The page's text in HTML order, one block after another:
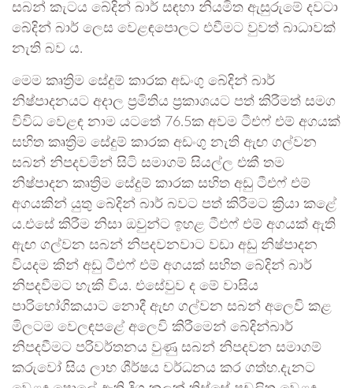
සබන් කැටය බේදින් බාර් සඳහා නියමිත ඇසුරුමේ දවටා
බේදින් බාර් ලෙස වෙළඳපොලට එවීමට වුවත් බාධාවක්
නැති බව ය.
මෙම කෘත්‍රිම සේදුම් කාරක අඩංගු බේදින් බාර්
නිෂ්පාදනයට අදාල ප්‍රමිතිය ප්‍රකාශයට පත් කිරීමත් සමග
විවිධ වෙළඳ නාම යටතේ 76.5ක අවම ටීඑෆ් එම් අගයක්
සහිත කෘත්‍රිම සේදුම් කාරක අඩංගු නැති ඇඟ ගල්වන
සබන් නිපදවමින් සිටි සමාගම් සියල්ල එකී තම
නිෂ්පාදන කෘත්‍රිම සේදුම් කාරක සහිත අඩු ටීඑෆ් එම්
අගයකින් යුතු බේදින් බාර් බවට පත් කිරීමට ක්‍රියා කළේ
ය.එසේ කිරීම නිසා ඔවුන්ට ඉහළ ටීඑෆ් එම් අගයක් ඇති
ඇඟ ගල්වන සබන් නිපදවනවාට වඩා අඩු නිෂ්පාදන
වියදම කින් අඩු ටීඑෆ් එම් අගයක් සහිත බේදින් බාර්
නිපදවීමට හැකි විය. එසේවුව ද මේ වාසිය
පාරිභෝගිකයාට නොදී ඇඟ ගල්වන සබන් අලෙවි කළ
මිලටම වෙලඳපළේ අලෙවි කිරීමෙන් බේදින්බාර්
නිපදවීමට පරිවර්තනය වුණු සබන් නිපදවන සමාගම්
කරුවෝ සිය ලාභ ශීර්ෂය වර්ධනය කර ගත්හ.දැනට